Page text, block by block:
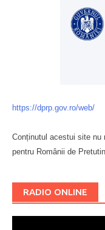
https://dprp.gov.ro/web/
Conținutul acestui site nu
pentru Românii de
RADIO ONLINE